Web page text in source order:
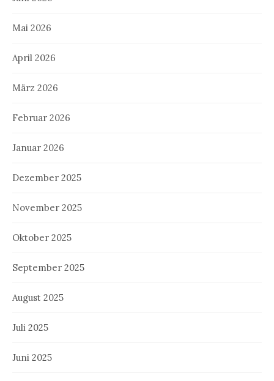
Mai 2026
April 2026
März 2026
Februar 2026
Januar 2026
Dezember 2025
November 2025
Oktober 2025
September 2025
August 2025
Juli 2025
Juni 2025